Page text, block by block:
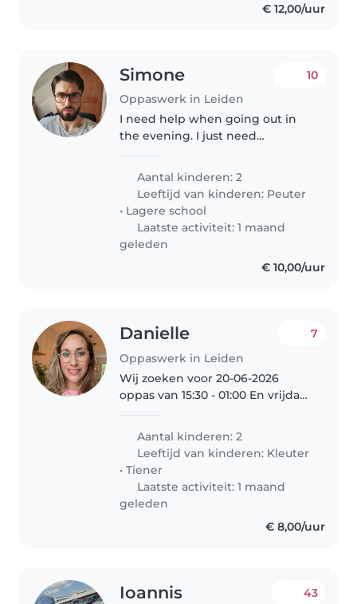
€ 12,00/uur
Simone
Oppaswerk in Leiden
10
I need help when going out in
the evening. I just need
the kids sleep. They might
eventually wake up then they
need to be put back to bed
Aantal kinderen: 2
Leeftijd van kinderen: Peuter
• Lagere school
Laatste activiteit: 1 maand
geleden
€ 10,00/uur
Danielle
Oppaswerk in Leiden
7
Wij zoeken voor 20-06-2026
oppas van 15:30 - 01:00 En vrijdag
Wij hebben 2 kinderen Zoon
Koen van bijna 10 jaar en dochter
Fien 5 jaar. Beide energiek..
Aantal kinderen: 2
Leeftijd van kinderen: Kleuter
•Tiener
Laatste activiteit: 1 maand
geleden
€ 8,00/uur
Ioannis 43